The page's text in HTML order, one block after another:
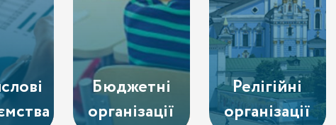
Бюджетні
організації
Релігійні
організації